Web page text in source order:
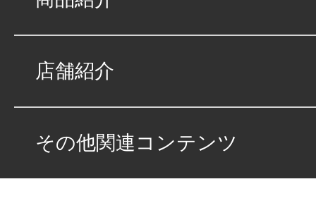
店舗紹介
その他関連コンテンツ